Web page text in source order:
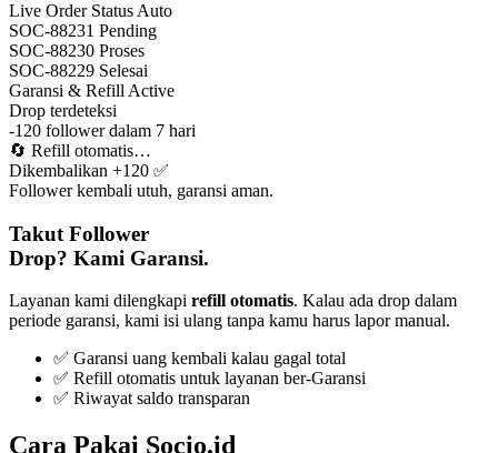
Live Order Status Auto
SOC-88231 Pending
SOC-88230 Proses
SOC-88229 Selesai
Garansi & Refill Active
Drop terdeteksi
-120 follower dalam 7 hari
🔄 Refill otomatis…
Dikembalikan +120 ✅
Follower kembali utuh, garansi aman.
Takut Follower
Drop? Kami Garansi.
Layanan kami dilengkapi refill otomatis. Kalau ada drop dalam
periode garansi, kami isi ulang tanpa kamu harus lapor manual.
✅ Garansi uang kembali kalau gagal total
✅ Refill otomatis untuk layanan ber-Garansi
✅ Riwayat saldo transparan
Cara Pakai Socio.id